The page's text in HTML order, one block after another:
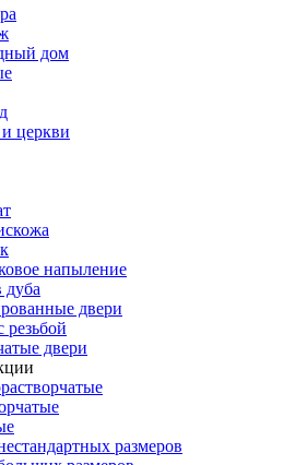
дом
церкви
напыление
дуба
двери
резьбой
двери
размеров